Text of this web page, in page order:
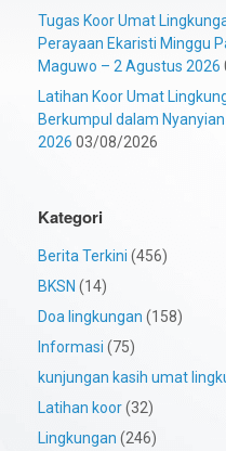
Tugas Koor Umat
Perayaan Ekaristi Minggu
Maguwo – 2 Agustus 2026
Latihan Koor Umat
Berkumpul dalam
2026 03/08/2026
Kategori
Berita Terkini (456)
BKSN (14)
Doa lingkungan (158)
Informasi (75)
kunjungan kasih umat
Latihan koor(32)
Lingkungan (246)